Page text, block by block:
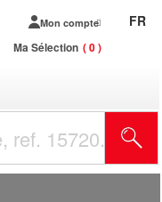
Mon compte
Ma Sélection 0
FR